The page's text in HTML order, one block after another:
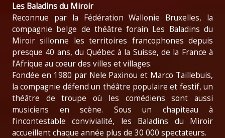
Les Baladins du Miroir
Reconnue par la Fédération Wallonie Bruxelles, la
compagnie belge de théâtre forain Les Baladins du
Miroir sillonne les territoires francophones depuis
presque 40 ans, du Québec à la Suisse, de la France à
l’Afrique au coeur des villes et villages.
Fondée en 1980 par Nele Paxinou et Marco Taillebuis,
la compagnie défend un théâtre populaire et festif, un
théâtre de troupe où les comédiens sont aussi
musiciens en scène. Sous un chapiteau à
l’incontestable convivialité, les Baladins du Miroir
accueillent chaque année plus de 30 000 spectateurs.